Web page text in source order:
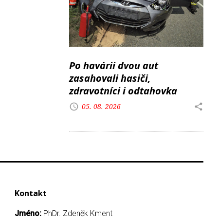
Po havárii dvou aut
zasahovali hasiči,
zdravotníci i odtahovka
05. 08. 2026
Kontakt
Jméno: PhDr. Zdeněk Kment